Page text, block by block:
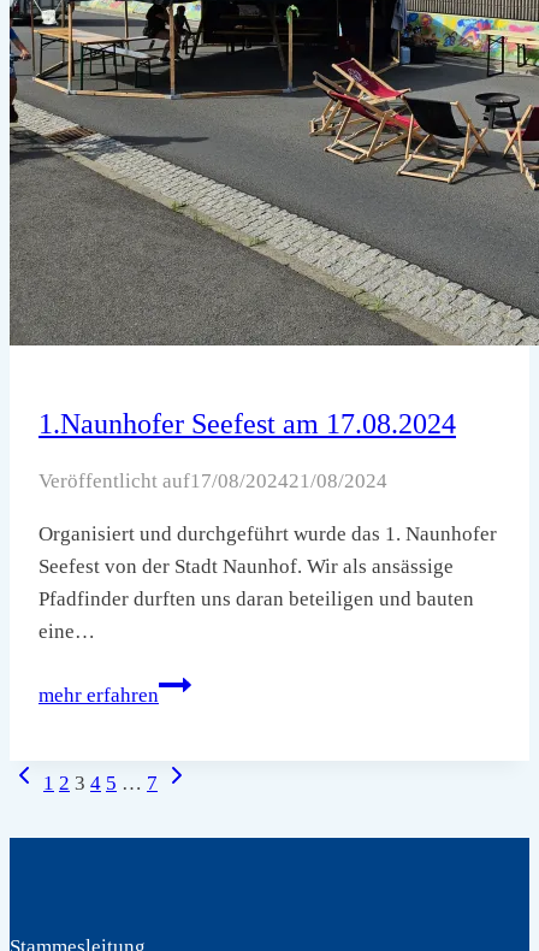
1.Naunhofer Seefest am 17.08.2024
Veröffentlicht auf17/08/202421/08/2024
Organisiert und durchgeführt wurde das 1. Naunhofer
Seefest von der Stadt Naunhof. Wir als ansässige
Pfadfinder durften uns daran beteiligen und bauten
eine…
mehr erfahren
1.Naunhofer
17.08.2024
Seitennavigation
Vorherige
1 2 3 4 5 … 7
Nächste